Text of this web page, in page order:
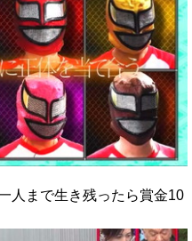
人まで生き残ったら賞金10